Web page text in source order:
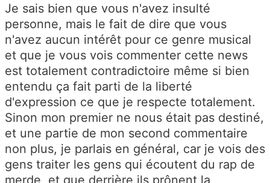
Je sais bien que vous n'avez insulté
personne, mais le fait de dire que vous
n'avez aucun intérêt pour ce genre musical
et que je vous vois commenter cette news
est totalement contradictoire même si bien
entendu ça fait parti de la liberté
d'expression ce que je respecte totalement.
Sinon mon premier ne nous était pas destiné,
et une partie de mon second commentaire
non plus, je parlais en général, car je vois des
gens traiter les gens qui écoutent du rap de
merde, et que derrière ils prônent la